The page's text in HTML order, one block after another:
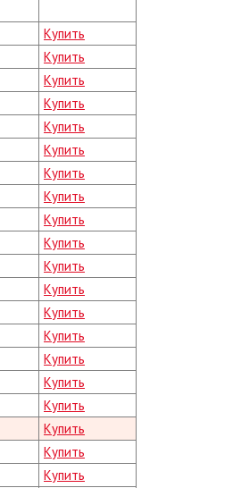
Купить
Купить
Купить
Купить
Купить
Купить
Купить
Купить
Купить
Купить
Купить
Купить
Купить
Купить
Купить
Купить
Купить
Купить
Купить
Купить